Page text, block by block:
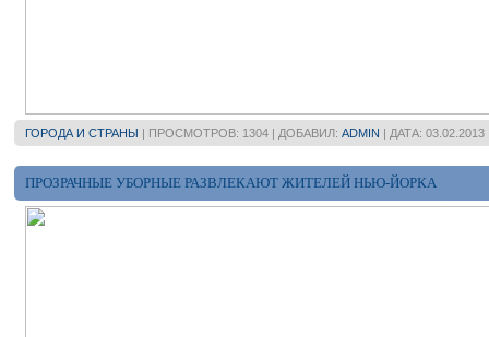
ГОРОДА И СТРАНЫ | ПРОСМОТРОВ: 1304 | ДОБАВИЛ: ADMIN | ДАТА: 03.02.2013
ПРОЗРАЧНЫЕ УБОРНЫЕ РАЗВЛЕКАЮТ ЖИТЕЛЕЙ НЬЮ-ЙОРКА